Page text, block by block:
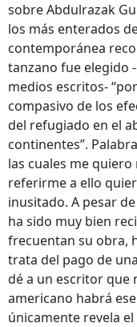
sobre Abdulrazak
los más enterados
contemporánea
tanzano fue elegido
medios escritos-
compasivo de los
del refugiado en el
continentes”.
las cuales me
referirme a ello
inusitado. A pesar
ha sido muy bien
frecuentan su obra,
trata del pago de
dé a un escritor que
americano habrá
únicamente revela